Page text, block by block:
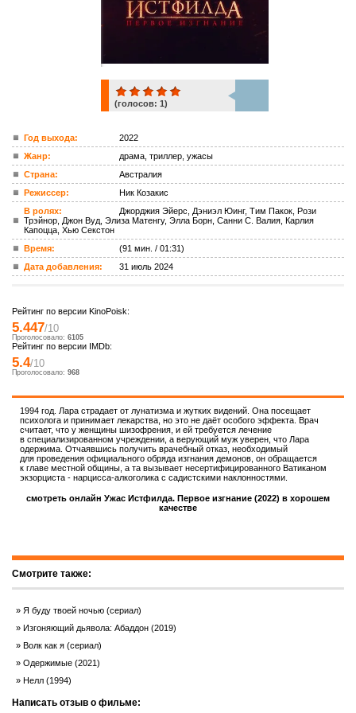
ком.
(голосов: 1)
Год выхода:
2022
Жанр:
драма, триллер, ужасы
Страна:
Австралия
Режиссер:
Ник Козакис
В ролях:
Джорджия Эйерс, Дэниэл Юинг, Тим Пакок, Рози
Трэйнор, Джон Вуд, Элиза Матенгу, Элла Борн, Санни С. Валия, Карлия
Капоцца, Хью Секстон
Время:
(91 мин. / 01:31)
Дата добавления:
31 июль 2024
Рейтинг по версии KinoPoisk:
5.447/10
Проголосовало: 6105
Рейтинг по версии IMDb:
5.4/10
Проголосовало: 968
1994 год. Лара страдает от лунатизма и жутких видений. Она посещает
психолога и принимает лекарства, но это не даёт особого эффекта. Врач
считает, что у женщины шизофрения, и ей требуется лечение
в специализированном учреждении, а верующий муж уверен, что Лара
одержима. Отчаявшись получить врачебный отказ, необходимый
для проведения официального обряда изгнания демонов, он обращается
к главе местной общины, а та вызывает несертифицированного Ватиканом
экзорциста - нарцисса-алкоголика с садистскими наклонностями.
смотреть онлайн Ужас Истфилда. Первое изгнание (2022) в хорошем
качестве
Смотрите также:
Я буду твоей ночью (сериал)
Изгоняющий дьявола: Абаддон (2019)
Волк как я (сериал)
Одержимые (2021)
Нелл (1994)
Написать отзыв о фильме: